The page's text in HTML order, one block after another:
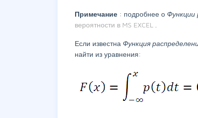
Примечание : подробнее о Функции
вероятности в MS EXCEL
Если известна Функция
найти из уравнения: